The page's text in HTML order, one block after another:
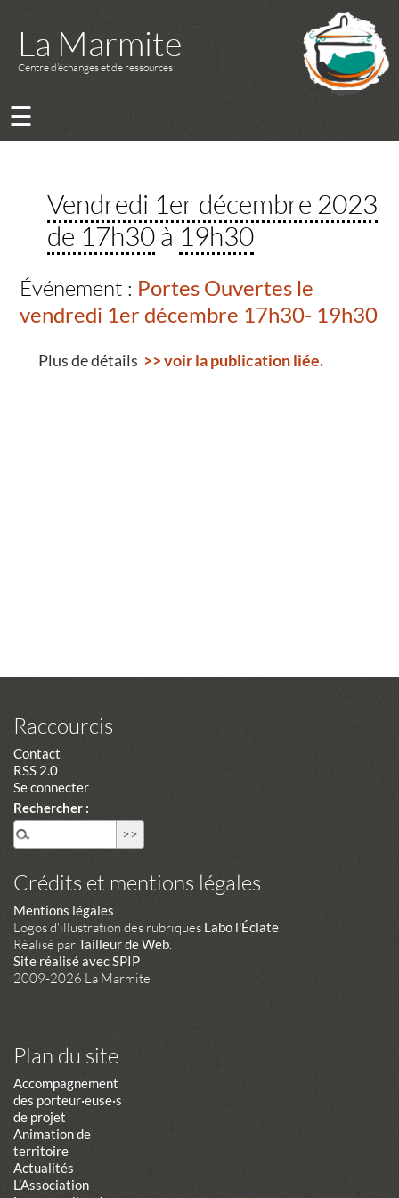
La Marmite
Centre d’échanges et de ressources
☰
Vendredi 1er décembre 2023
de 17h30à 19h30
Événement : Portes Ouvertes le
vendredi 1er décembre 17h30- 19h30
Plus de détails >> voir la publication liée.
Raccourcis
Contact
RSS 2.0
Se connecter
Rechercher :
Crédits et mentions légales
Mentions légales
Logos d'illustration des rubriques Labo l'Éclate
Réalisé parTailleur de Web.
Site réalisé avec SPIP
2009-2026 La Marmite
Plan du site
Accompagnement
des porteur·euse·s
de projet
Animation de
territoire
Actualités
L’Association